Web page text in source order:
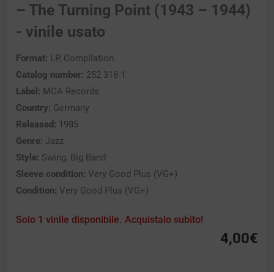
– The Turning Point (1943 – 1944)
- vinile usato
Format: LP, Compilation
Catalog number: 252 318-1
Label: MCA Records
Country: Germany
Released: 1985
Genre: Jazz
Style: Swing, Big Band
Sleeve condition: Very Good Plus (VG+)
Condition: Very Good Plus (VG+)
Solo 1 vinile disponibile. Acquistalo subito!
4,00€